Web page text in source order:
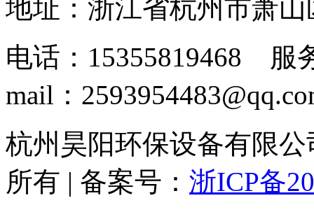
地址：浙江省杭州市萧
电话：15355819468 服
mail：
杭州昊阳环保设备有限公
所有 | 备案号： 浙ICP备